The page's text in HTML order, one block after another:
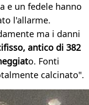
e un fedele hanno
l'allarme.
ma i danni
antico di 382
o. Fonti
calcinato".